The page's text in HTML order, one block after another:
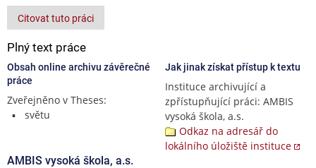
Citovat tuto práci
Plný text práce
Obsah online archivu závěrečné
práce
Zveřejněno v Theses:
světu
Jak jinak získat přístup k textu
Instituce archivující a
zpřístupňující práci: AMBIS
vysoká škola, a.s.
Odkaz na adresář do
lokálního úložiště instituce
AMBIS vysoká škola, a.s.